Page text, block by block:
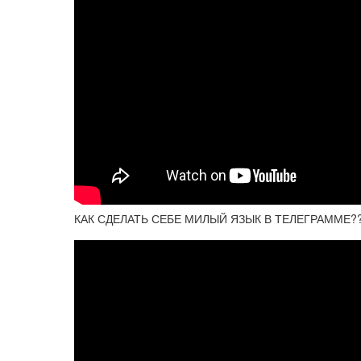
КАК СДЕЛАТЬ СЕБЕ МИЛЫЙ ЯЗЫК В